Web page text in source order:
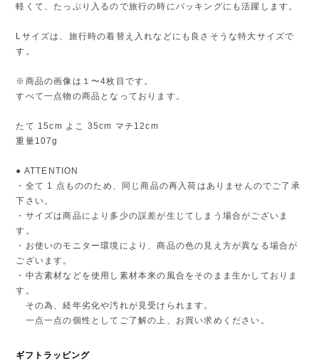
軽くて、たっぷり入るので旅行の時にパッキングにも活躍します。
Lサイズは、旅行時の着替え入れなどにも良さそうな特大サイズで
す。
※商品の画像は１〜4枚目です。
すべて一点物の商品となっております。
たて 15cm よこ 35cm マチ12cm
重量107g
● ATTENTION
・全て 1 点もののため、同じ商品の再入荷はありませんのでご了承
下さい。
・サイズは商品により多少の誤差が生じてしまう場合がございま
す。
・お使いのモニター環境により、商品の色の見え方が異なる場合が
ございます。
・中古素材などを使用し素材本来の風合をそのまま生かしておりま
す。
その為、経年劣化や汚れが見受けられます。
一点一点の個性としてご了解の上、お買い求めください。
ギフトラッピング